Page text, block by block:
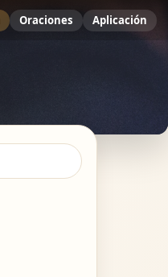
Oraciones Aplicación